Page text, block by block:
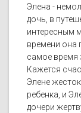
Элена -
дочь, в
интересным
времени она
самое время
Кажется
Элене
ребенка, и
дочери